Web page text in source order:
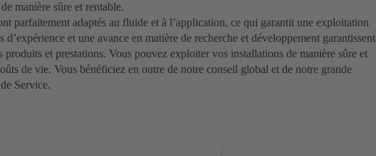
manière sûre et rentable.
parfaitement adaptés au fluide et à l’application, ce qui garantit une exploitation
d’expérience et une avance en matière de recherche et développement garantissent
produits et prestations. Vous pouvez exploiter vos installations de manière sûre et
de vie. Vous bénéficiez en outre de notre conseil global et de notre grande
Service.